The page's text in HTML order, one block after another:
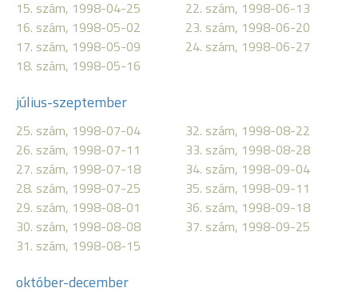
15. szám, 1998-04-25
16. szám, 1998-05-02
17. szám, 1998-05-09
18. szám, 1998-05-16
22. szám, 1998-06-13
23. szám, 1998-06-20
24. szám, 1998-06-27
július-szeptember
25. szám, 1998-07-04
26. szám, 1998-07-11
27. szám, 1998-07-18
28. szám, 1998-07-25
29. szám, 1998-08-01
30. szám, 1998-08-08
31. szám, 1998-08-15
32. szám, 1998-08-22
33. szám, 1998-08-28
34. szám, 1998-09-04
35. szám, 1998-09-11
36. szám, 1998-09-18
37. szám, 1998-09-25
október-december